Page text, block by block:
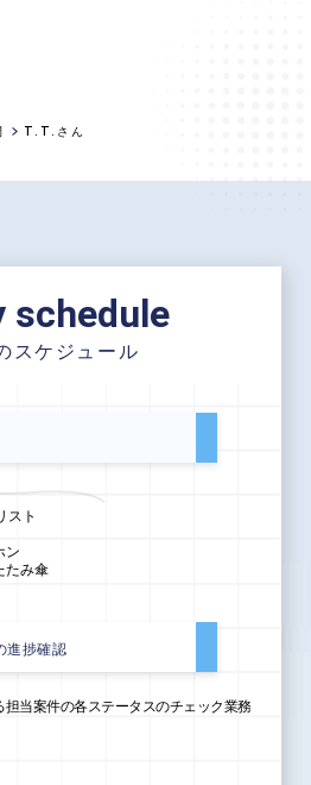
T.T.さん
schedule
スケジュール
スト
ン
たみ傘
進捗確認
担当案件の各ステータスのチェック業務